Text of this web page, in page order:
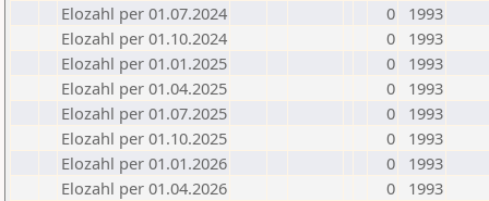
Elozahl per 01.07.2024
0
1993
Elozahl per 01.10.2024
0
1993
Elozahl per 01.01.2025
0
1993
Elozahl per 01.04.2025
0
1993
Elozahl per 01.07.2025
0
1993
Elozahl per 01.10.2025
0
1993
Elozahl per 01.01.2026
0
1993
Elozahl per 01.04.2026
0
1993